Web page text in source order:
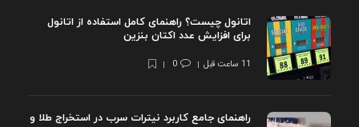
اتانول چیست؟ راهنمای کامل استفاده از اتانول
برای افزایش عدد اکتان بنزین
11 ساعت قبل 0
راهنمای جامع کاربرد نیترات سرب در استخراج طلا و